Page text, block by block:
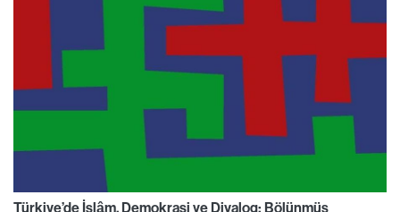
Türkiye’de İslâm, Demokrasi ve Diyalog: Bölünmüş